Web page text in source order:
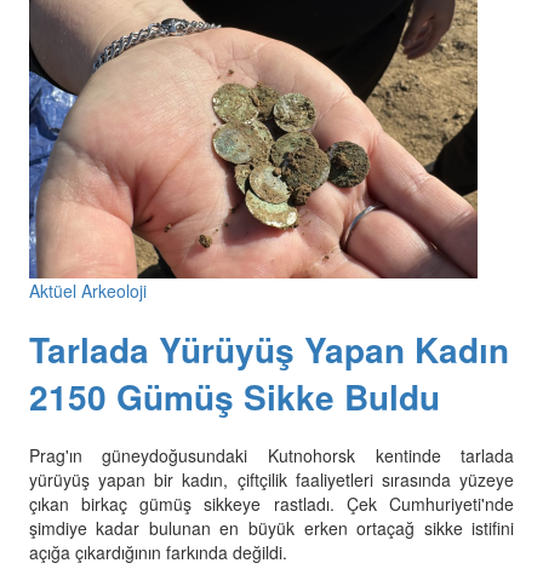
Aktüel Arkeoloji
Tarlada Yürüyüş Yapan Kadın
2150 Gümüş Sikke Buldu
Prag'ın güneydoğusundaki Kutnohorsk kentinde tarlada
yürüyüş yapan bir kadın, çiftçilik faaliyetleri sırasında yüzeye
çıkan birkaç gümüş sikkeye rastladı. Çek Cumhuriyeti'nde
şimdiye kadar bulunan en büyük erken ortaçağ sikke istifini
açığa çıkardığının farkında değildi.